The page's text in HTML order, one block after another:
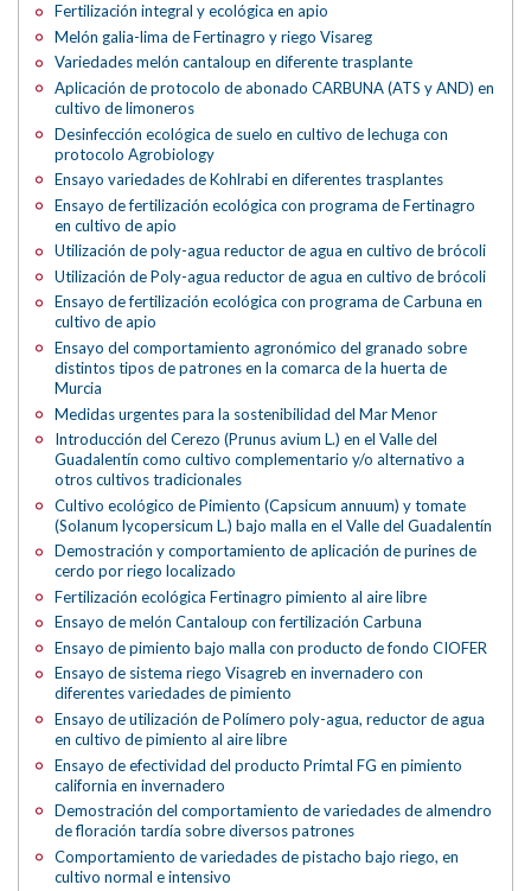
Fertilización integral y ecológica en apio
Melón galia-lima de Fertinagro y riego Visareg
Variedades melón cantaloup en diferente trasplante
Aplicación de protocolo de abonado CARBUNA (ATS y AND) en
cultivo de limoneros
Desinfección ecológica de suelo en cultivo de lechuga con
protocolo Agrobiology
Ensayo variedades de Kohlrabi en diferentes trasplantes
Ensayo de fertilización ecológica con programa de Fertinagro
en cultivo de apio
Utilización de poly-agua reductor de agua en cultivo de brócoli
Utilización de Poly-agua reductor de agua en cultivo de brócoli
Ensayo de fertilización ecológica con programa de Carbuna en
cultivo de apio
Ensayo del comportamiento agronómico del granado sobre
distintos tipos de patrones en la comarca de la huerta de
Murcia
Medidas urgentes para la sostenibilidad del Mar Menor
Introducción del Cerezo (Prunus avium L.) en el Valle del
Guadalentín como cultivo complementario y/o alternativo a
otros cultivos tradicionales
Cultivo ecológico de Pimiento (Capsicum annuum) y tomate
(Solanum lycopersicum L.) bajo malla en el Valle del Guadalentín
Demostración y comportamiento de aplicación de purines de
cerdo por riego localizado
Fertilización ecológica Fertinagro pimiento al aire libre
Ensayo de melón Cantaloup con fertilización Carbuna
Ensayo de pimiento bajo malla con producto de fondo CIOFER
Ensayo de sistema riego Visagreb en invernadero con
diferentes variedades de pimiento
Ensayo de utilización de Polímero poly-agua, reductor de agua
en cultivo de pimiento al aire libre
Ensayo de efectividad del producto Primtal FG en pimiento
california en invernadero
Demostración del comportamiento de variedades de almendro
de floración tardía sobre diversos patrones
Comportamiento de variedades de pistacho bajo riego, en
cultivo normal e intensivo